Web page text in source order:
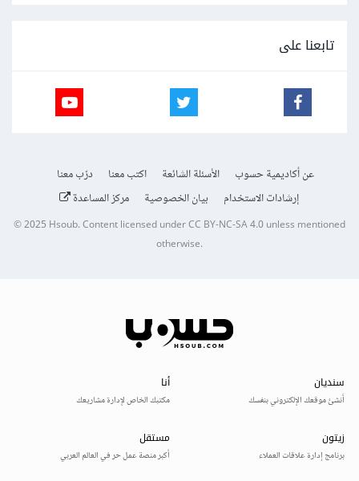
تابعنا على
عن أكاديمية حسوب الأسئلة الشائعة اكتب معنا
درّب معنا
إرشادات الاستخدام
بيان الخصوصية مركز المساعدة
© 2025Hsoub.Content licensed underCC BY-NC-SA 4.0unless mentioned
otherwise.